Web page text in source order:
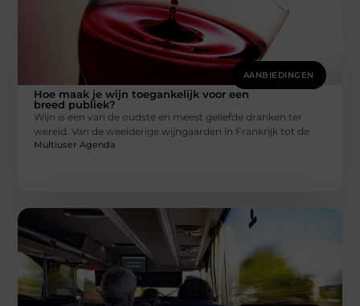
AANBIEDINGEN
Hoe maak je wijn toegankelijk voor een
breed publiek?
Wijn is een van de oudste en meest geliefde dranken ter
wereld. Van de weelderige wijngaarden in Frankrijk tot de
Multiuser Agenda